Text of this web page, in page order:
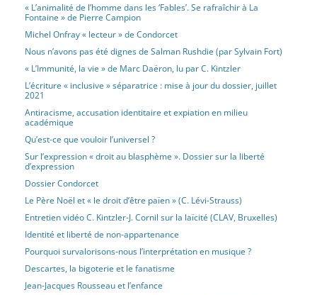
« L’animalité de l’homme dans les ‘Fables’. Se rafraîchir à La
Fontaine » de Pierre Campion
Michel Onfray « lecteur » de Condorcet
Nous n’avons pas été dignes de Salman Rushdie (par Sylvain Fort)
« L’Immunité, la vie » de Marc Daëron, lu par C. Kintzler
L’écriture « inclusive » séparatrice : mise à jour du dossier, juillet
2021
Antiracisme, accusation identitaire et expiation en milieu
académique
Qu’est-ce que vouloir l’universel ?
Sur l’expression « droit au blasphème ». Dossier sur la liberté
d’expression
Dossier Condorcet
Le Père Noël et « le droit d’être païen » (C. Lévi-Strauss)
Entretien vidéo C. Kintzler-J. Cornil sur la laïcité (CLAV, Bruxelles)
Identité et liberté de non-appartenance
Pourquoi survalorisons-nous l’interprétation en musique ?
Descartes, la bigoterie et le fanatisme
Jean-Jacques Rousseau et l’enfance